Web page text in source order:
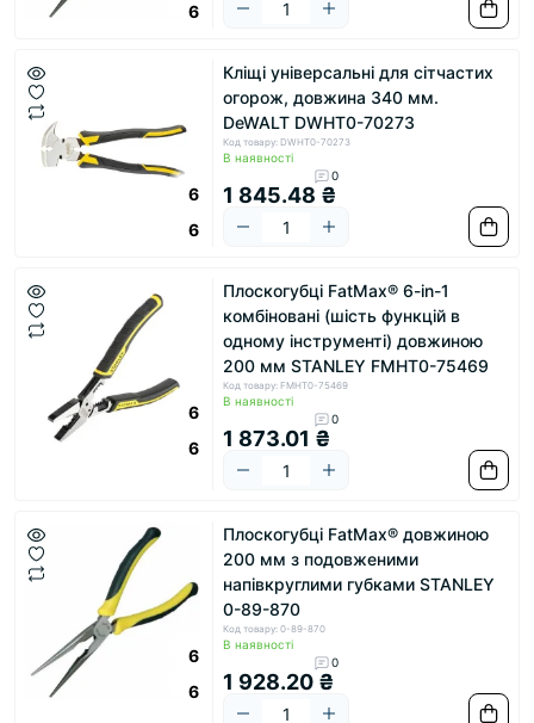
6
6
6
Кліщі універсальні для сітчастих
огорож, довжина 340 мм.
DeWALT DWHT0-70273
Код товару: DWHT0-70273
В наявності
0
1 845.48 ₴
6
6
Плоскогубці FatMax® 6-in-1
комбіновані (шість функцій в
одному інструменті) довжиною
200 мм STANLEY FMHT0-75469
Код товару: FMHT0-75469
В наявності
0
1 873.01 ₴
6
6
Плоскогубці FatMax® довжиною
200 мм з подовженими
напівкруглими губками STANLEY
0-89-870
Код товару: 0-89-870
В наявності
0
1 928.20 ₴